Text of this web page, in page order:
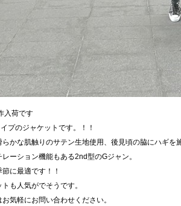
入荷です
プのジャケットです。！！
らかな肌触りのサテン生地使用、後見頃の脇にハギを
ーション機能もある2nd型のGジャン。
に最適です！！
も人気がでそうです。
気軽にお問い合わせください。